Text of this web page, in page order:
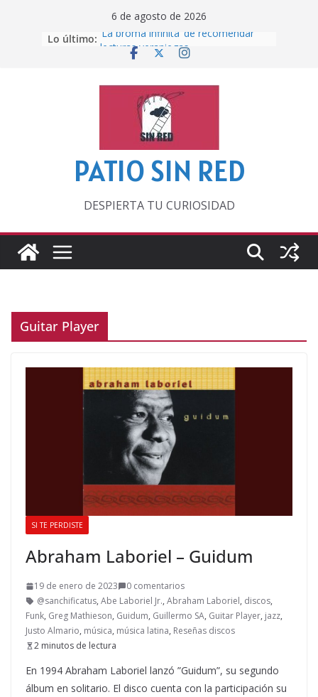
6 de agosto de 2026
Lo último: ‘La broma infinita’ de recomendar
lecturas veraniegas
Pero, hasta entonces…
Por los viejos tiempos
PATIO SIN RED
DESPIERTA TU CURIOSIDAD
Guitar Player
SI TE PERDISTE
Abraham Laboriel – Guidum
19 de enero de 2023
0 comentarios
@sanchificatus, Abe Laboriel Jr., Abraham Laboriel, discos,
Funk, Greg Mathieson, Guidum, Guillermo SA, Guitar Player, jazz,
Justo Almario, música, música latina, Reseñas discos
2 minutos de lectura
En 1994 Abraham Laboriel lanzó ”Guidum”, su segundo
álbum en solitario. El disco cuenta con la participación su